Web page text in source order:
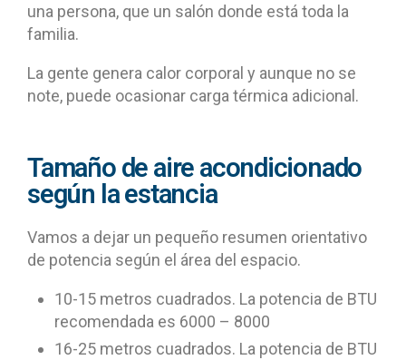
una persona, que un salón donde está toda la
familia.
La gente genera calor corporal y aunque no se
note, puede ocasionar carga térmica adicional.
Tamaño de aire acondicionado
según la estancia
Vamos a dejar un pequeño resumen orientativo
de potencia según el área del espacio.
10-15 metros cuadrados. La potencia de BTU
recomendada es 6000 – 8000
16-25 metros cuadrados. La potencia de BTU